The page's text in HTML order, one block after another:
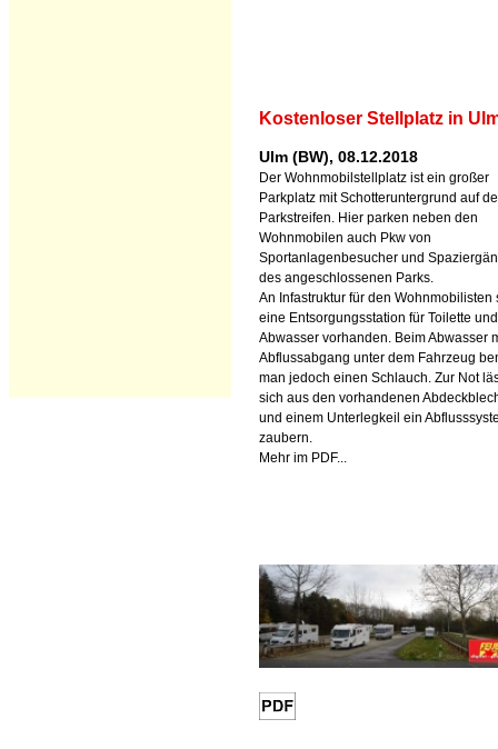
Kostenloser Stellplatz in
Ulm (BW), 08.12.2018
Der Wohnmobilstellplatz ist ein großer
Parkplatz mit Schotteruntergrund auf
Parkstreifen. Hier parken neben den
Wohnmobilen auch Pkw von
Sportanlagenbesucher und
des angeschlossenen Parks.
An Infastruktur für den Wohnmobilisten
eine Entsorgungsstation für Toilette und
Abwasser vorhanden. Beim Abwasser
Abflussabgang unter dem Fahrzeug
man jedoch einen Schlauch. Zur Not
sich aus den vorhandenen
und einem Unterlegkeil ein
zaubern.
Mehr im PDF...